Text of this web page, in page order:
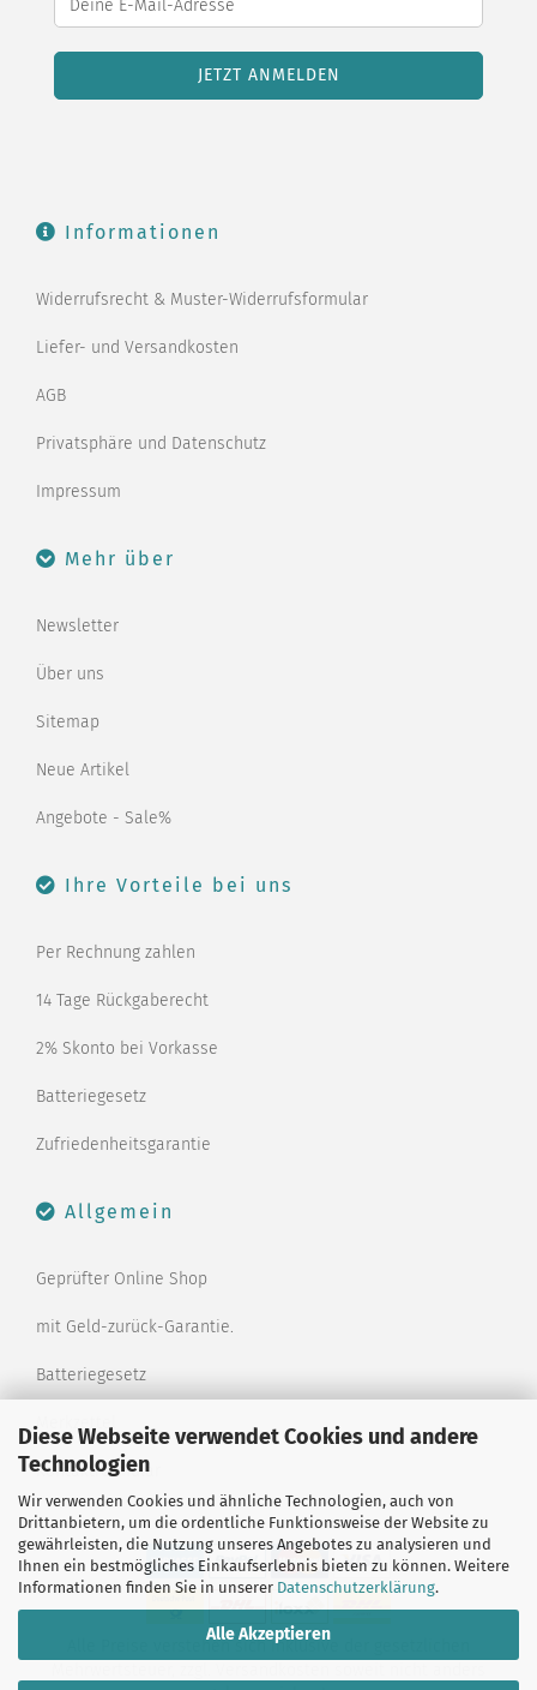
Diese Webseite verwendet Cookies und andere
Technologien
Wir verwenden Cookies und ähnliche Technologien, auch von
Drittanbietern, um die ordentliche Funktionsweise der Website zu
gewährleisten, die Nutzung unseres Angebotes zu analysieren und
Ihnen ein bestmögliches Einkaufserlebnis bieten zu können. Weitere
Informationen finden Sie in unserer Datenschutzerklärung.
Alle Akzeptieren
Informationen
Widerrufsrecht & Muster-Widerrufsformular
Liefer- und Versandkosten
AGB
Privatsphäre und Datenschutz
Impressum
Mehr über
Newsletter
Über uns
Sitemap
Neue Artikel
Angebote - Sale%
Ihre Vorteile bei uns
Per Rechnung zahlen
14 Tage Rückgaberecht
2% Skonto bei Vorkasse
Batteriegesetz
Zufriedenheitsgarantie
Allgemein
Geprüfter Online Shop
mit Geld-zurück-Garantie.
Batteriegesetz
Merkzettel
Kontaktformular
Alle Preise verstehen sich inklusive der gesetzlichen